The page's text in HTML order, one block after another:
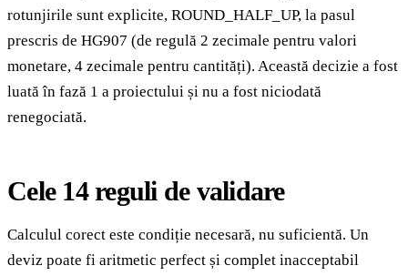
rotunjirile sunt explicite, ROUND_HALF_UP, la pasul
prescris de HG907 (de regulă 2 zecimale pentru valori
monetare, 4 zecimale pentru cantități). Această decizie a fost
luată în fază 1 a proiectului și nu a fost niciodată
renegociată.
Cele 14 reguli de validare
Calculul corect este condiție necesară, nu suficientă. Un
deviz poate fi aritmetic perfect și complet inacceptabil